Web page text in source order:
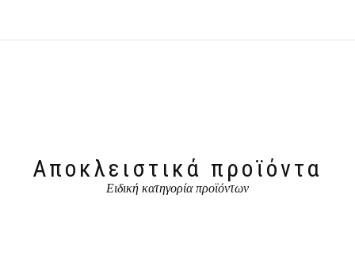
Αποκλειστικά προϊόντα
Ειδική κατηγορία προϊόντων